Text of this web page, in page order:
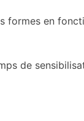
formes en
de